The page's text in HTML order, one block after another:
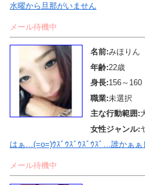
水曜から旦那がいません
メール待機中
名前:みほりん
年齢:22歳
身長:156～160
職業:未選択
主な行動範囲:
女性ジャンル:
はぁ…(=o=)ｳｽﾞｳｽﾞｳｽﾞｳｽﾞ…誰かぁぁ
メール待機中